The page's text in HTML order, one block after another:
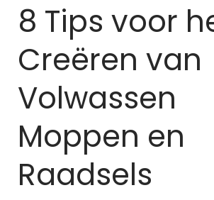
8 Tips voor
Creëren van
Volwassen
Moppen en
Raadsels